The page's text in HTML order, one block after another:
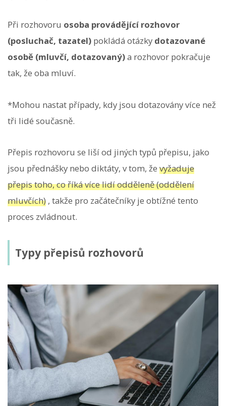
Při rozhovoru osoba provádějící rozhovor
(posluchač, tazatel) pokládá otázky dotazované
osobě (mluvčí, dotazovaný)a rozhovor pokračuje
tak, že oba mluví.
*Mohou nastat případy, kdy jsou dotazovány více než
tři lidé současně.
Přepis rozhovoru se liší od jiných typů přepisu, jako
jsou přednášky nebo diktáty, v tom, že vyžaduje
přepis toho, co říká více lidí odděleně (oddělení
mluvčích) , takže pro začátečníky je obtížné tento
proces zvládnout.
Typy přepisů rozhovorů